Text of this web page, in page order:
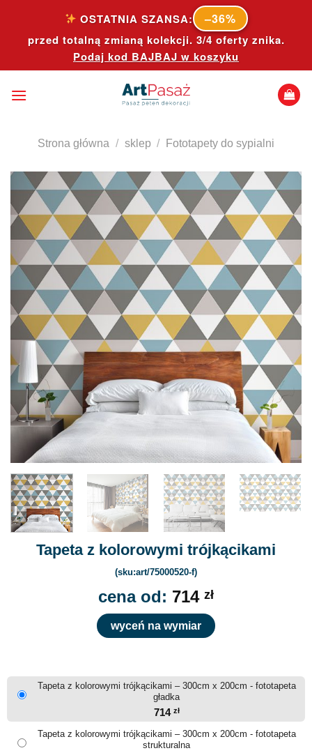
content
OSTATNIA SZANSA: –36%
przed totalną zmianą kolekcji. 3/4 oferty znika.
Podaj kod BAJBAJ w koszyku
Strona główna / sklep / Fototapety do sypialni
Tapeta z kolorowymi trójkącikami
(sku:art/75000520-f)
cena od: 714 zł
wyceń na wymiar
Tapeta z kolorowymi trójkącikami – 300cm x 200cm - fototapeta
gładka
714 zł
Tapeta z kolorowymi trójkącikami – 300cm x 200cm - fototapeta
strukturalna